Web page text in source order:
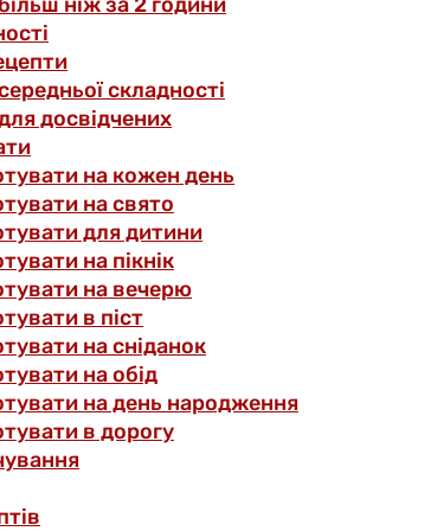
складності
досвідчених
на кожен день
на свято
для дитини
на пікнік
на вечерю
в піст
на сніданок
на обід
на день народження
в дорогу